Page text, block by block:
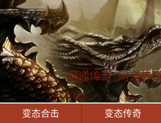
网通传奇_网通传
变态合击 变态传奇